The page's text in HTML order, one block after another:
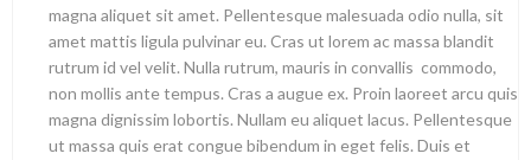
magna aliquet sit amet. Pellentesque malesuada odio nulla, sit
amet mattis ligula pulvinar eu. Cras ut lorem ac massa blandit
rutrum id vel velit. Nulla rutrum, mauris in convallis commodo,
non mollis ante tempus. Cras a augue ex. Proin laoreet arcu quis
magna dignissim lobortis. Nullam eu aliquet lacus. Pellentesque
ut massa quis erat congue bibendum in eget felis. Duis et